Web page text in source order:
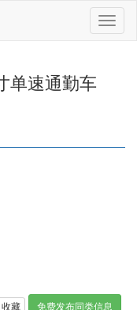
单速通勤车
收藏 免费发布同类信息